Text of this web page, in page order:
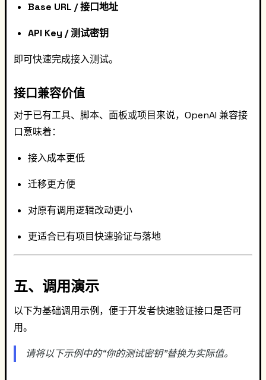
Base URL / 接口地址
API Key / 测试密钥
即可快速完成接入测试。
接口兼容价值
对于已有工具、脚本、面板或项目来说，OpenAI 兼容接
口意味着：
接入成本更低
迁移更方便
对原有调用逻辑改动更小
更适合已有项目快速验证与落地
五、调用演示
以下为基础调用示例，便于开发者快速验证接口是否可
用。
请将以下示例中的“你的测试密钥”替换为实际值。